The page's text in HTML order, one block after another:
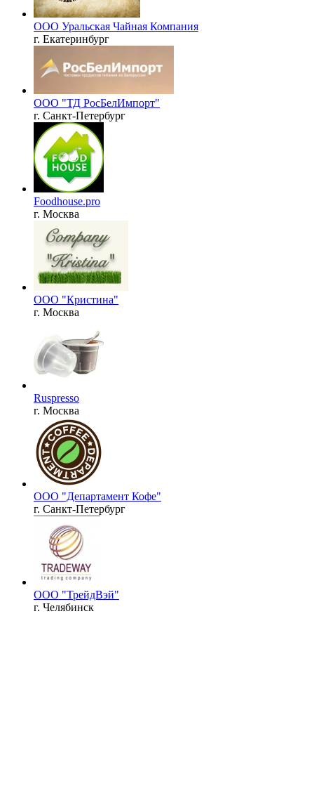
ООО Уральская Чайная Компания
г. Екатеринбург
ООО "ТД РосБелИмпорт"
г. Санкт-Петербург
Foodhouse.pro
г. Москва
ООО "Кристина"
г. Москва
Ruspresso
г. Москва
ООО "Департамент Кофе"
г. Санкт-Петербург
ООО "ТрейдВэй"
г. Челябинск